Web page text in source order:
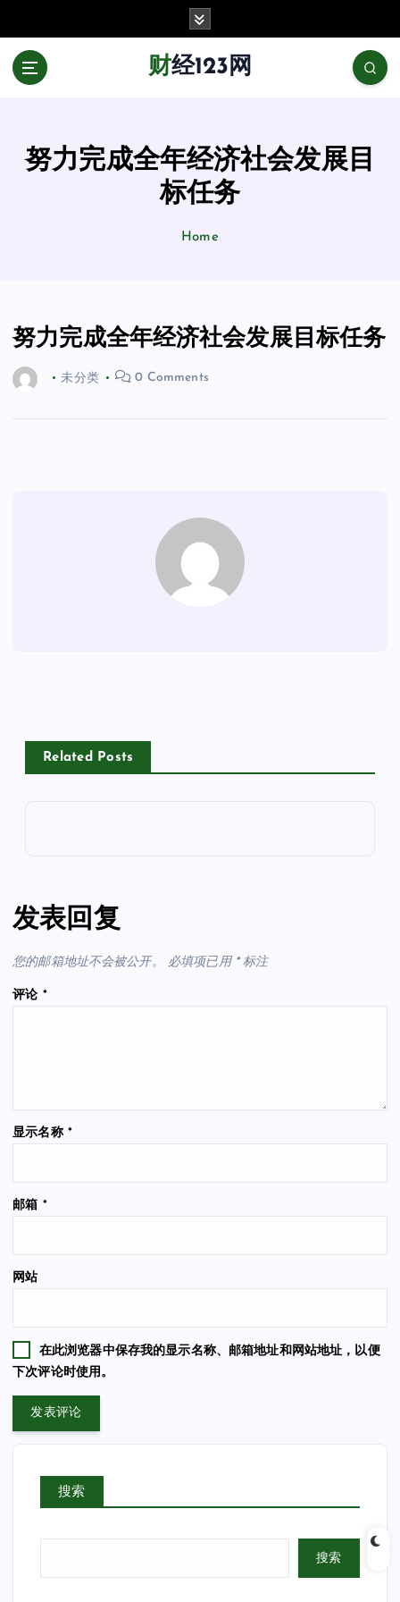
财经123网
努力完成全年经济社会发展目
标任务
Home
努力完成全年经济社会发展目标任务
未分类 0 Comments
Related Posts
发表回复
您的邮箱地址不会被公开。 必填项已用 *标注
评论 *
显示名称 *
邮箱 *
网站
在此浏览器中保存我的显示名称、邮箱地址和网站地址，以便
下次评论时使用。
搜索
搜索